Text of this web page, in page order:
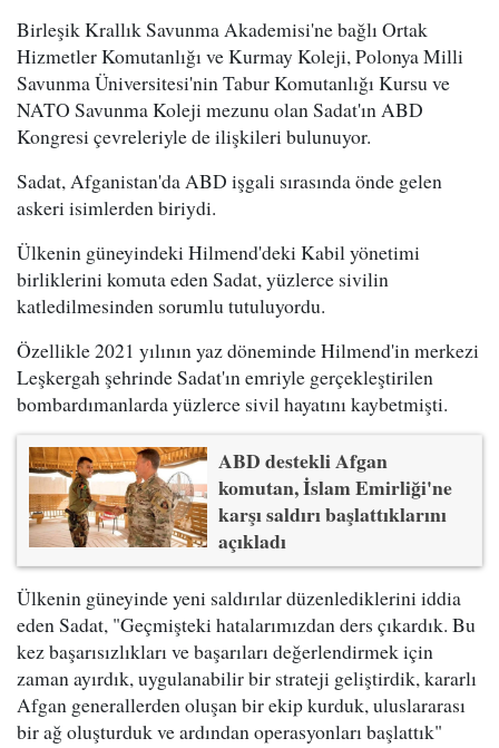
Birleşik Krallık Savunma Akademisi'ne bağlı Ortak
Hizmetler Komutanlığı ve Kurmay Koleji, Polonya Milli
Savunma Üniversitesi'nin Tabur Komutanlığı Kursu ve
NATO Savunma Koleji mezunu olan Sadat'ın ABD
Kongresi çevreleriyle de ilişkileri bulunuyor.
Sadat, Afganistan'da ABD işgali sırasında önde gelen
askeri isimlerden biriydi.
Ülkenin güneyindeki Hilmend'deki Kabil yönetimi
birliklerini komuta eden Sadat, yüzlerce sivilin
katledilmesinden sorumlu tutuluyordu.
Özellikle 2021 yılının yaz döneminde Hilmend'in merkezi
Leşkergah şehrinde Sadat'ın emriyle gerçekleştirilen
bombardımanlarda yüzlerce sivil hayatını kaybetmişti.
ABD destekli Afgan
komutan, İslam Emirliği'ne
karşı saldırı başlattıklarını
açıkladı
Ülkenin güneyinde yeni saldırılar düzenlediklerini iddia
eden Sadat, "Geçmişteki hatalarımızdan ders çıkardık. Bu
kez başarısızlıkları ve başarıları değerlendirmek için
zaman ayırdık, uygulanabilir bir strateji geliştirdik, kararlı
Afgan generallerden oluşan bir ekip kurduk, uluslararası
bir ağ oluşturduk ve ardından operasyonları başlattık"